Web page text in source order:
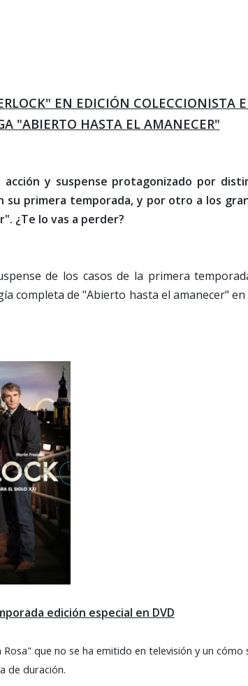
EN EDICIÓN COLECCIONISTA
"ABIERTO HASTA EL AMANECER"
y suspense protagonizado por
su primera temporada, y por otro a los
¿Te lo vas a perder?
de los casos de la primera
completa de "Abierto hasta el amanecer"
edición especial en DVD
que no se ha emitido en televisión y un cómo
de duración.